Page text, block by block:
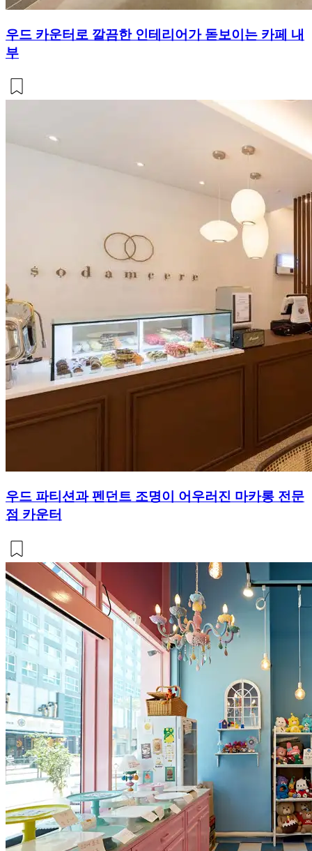
우드 카운터로 깔끔한 인테리어가 돋보이는 카페 내
부
우드 파티션과 펜던트 조명이 어우러진 마카롱 전문
점 카운터